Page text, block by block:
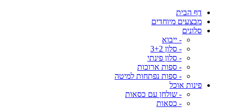
דף הבית
מבצעים מיוחדים
סלונים
- ייבוא
- סלון 3+2
- סלון פינתי
- ספות ארוכות
- ספות נפתחות למיטה
פינות אוכל
- שולחן עם כסאות
- כסאות